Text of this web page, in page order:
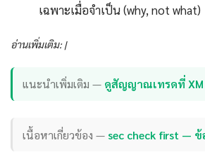
เฉพาะเมื่อจำเป็น (why, not what)
อ่านเพิ่มเติม: |
แนะนำเพิ่มเติม — ดูสัญญาณเทรดที่ XM
เนื้อหาเกี่ยวข้อง — sec check first —